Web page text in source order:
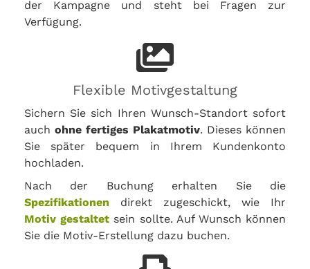
der Kampagne und steht bei Fragen zur
Verfügung.
Flexible Motivgestaltung
Sichern Sie sich Ihren Wunsch-Standort sofort
auch ohne fertiges Plakatmotiv. Dieses können
Sie später bequem in Ihrem Kundenkonto
hochladen.
Nach der Buchung erhalten Sie die
Spezifikationen direkt zugeschickt, wie Ihr
Motiv gestaltet sein sollte. Auf Wunsch können
Sie die Motiv-Erstellung dazu buchen.